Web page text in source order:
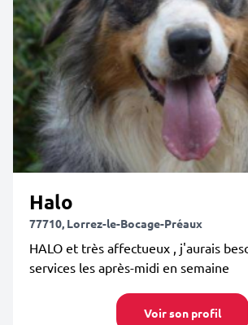
Halo
77710, Lorrez-le-Bocage-Préaux
HALO et très affectueux , j'aurais
services les après-midi en semaine
Voir son profil